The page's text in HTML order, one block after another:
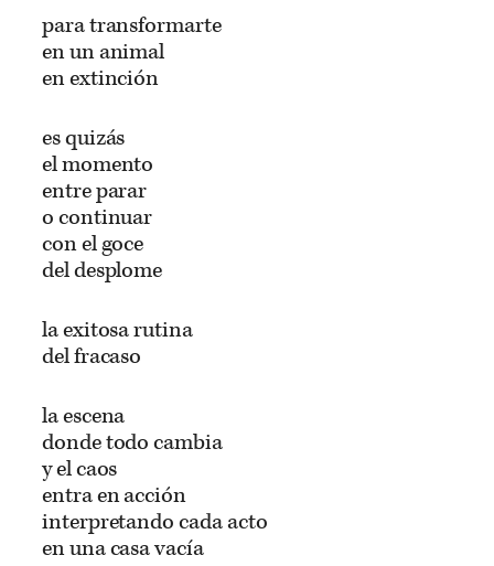
para transformarte
en un animal
en extinción
es quizás
el momento
entre parar
o continuar
con el goce
del desplome
la exitosa rutina
del fracaso
la escena
donde todo cambia
y el caos
entra en acción
interpretando cada acto
en una casa vacía